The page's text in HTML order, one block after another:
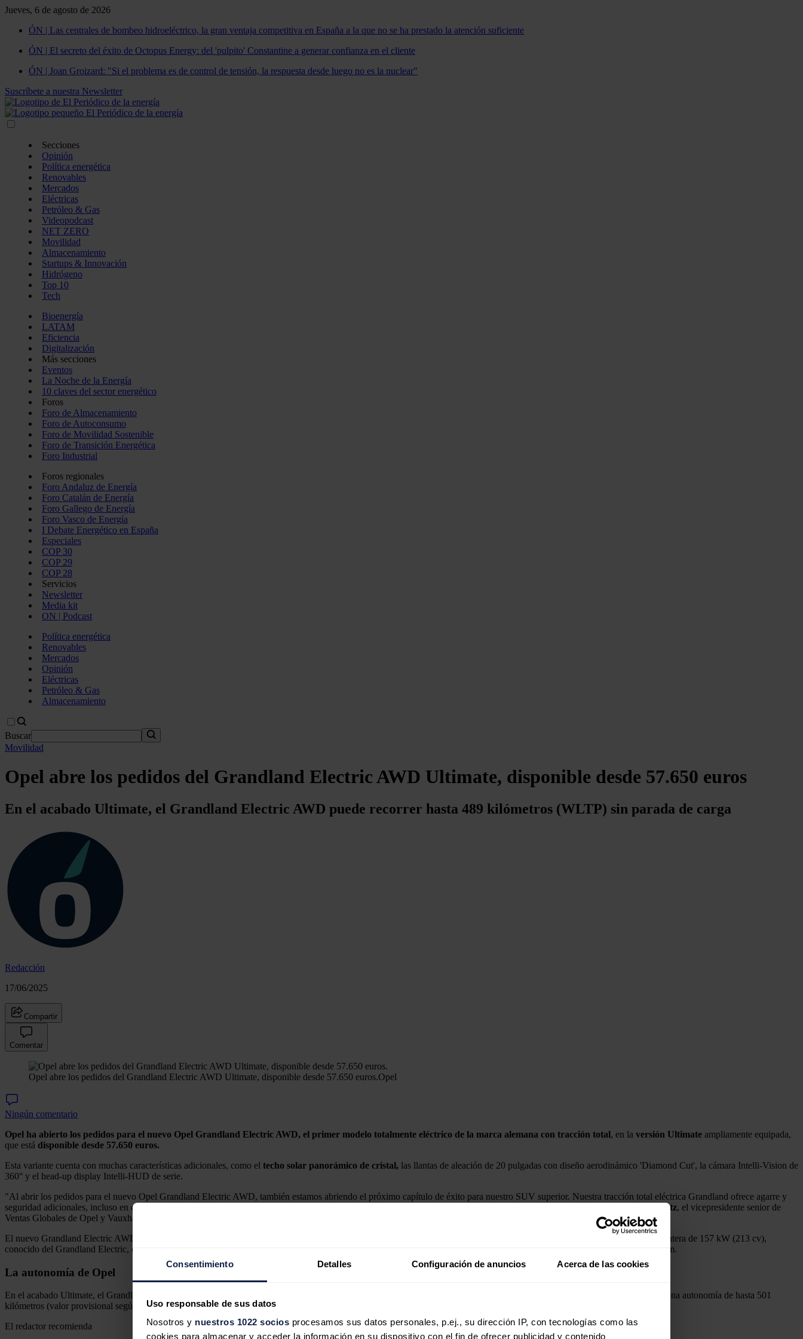
Consentimiento Detalles Configuración de anuncios Acerca de las cookies
Uso responsable de sus datos
Nosotros y nuestros 1022 socios procesamos sus datos personales, p.ej., su dirección IP, con tecnologías como las
cookies para almacenar y acceder la información en su dispositivo con el fin de ofrecer publicidad y contenido
Jueves, 6 de agosto de 2026
ÓN | Las centrales de bombeo hidroeléctrico, la gran ventaja competitiva en España a la que no se ha prestado la atención suficiente
ÓN | El secreto del éxito de Octopus Energy: del 'pulpito' Constantine a generar confianza en el cliente
ÓN | Joan Groizard: "Si el problema es de control de tensión, la respuesta desde luego no es la nuclear"
Suscríbete a nuestra Newsletter
Secciones
Opinión
Política energética
Renovables
Mercados
Eléctricas
Petróleo & Gas
Videopodcast
NET ZERO
Movilidad
Almacenamiento
Startups & Innovación
Hidrógeno
Top 10
Tech
Bioenergía
LATAM
Eficiencia
Digitalización
Más secciones
Eventos
La Noche de la Energía
10 claves del sector energético
Foros
Foro de Almacenamiento
Foro de Autoconsumo
Foro de Movilidad Sostenible
Foro de Transición Energética
Foro Industrial
Foros regionales
Foro Andaluz de Energía
Foro Catalán de Energía
Foro Gallego de Energía
Foro Vasco de Energía
I Debate Energético en España
Especiales
COP 30
COP 29
COP 28
Servicios
Newsletter
Media kit
ON | Podcast
Política energética
Renovables
Mercados
Opinión
Eléctricas
Petróleo & Gas
Almacenamiento
Buscar
Movilidad
Opel abre los pedidos del Grandland Electric AWD Ultimate, disponible desde 57.650 euros
En el acabado Ultimate, el Grandland Electric AWD puede recorrer hasta 489 kilómetros (WLTP) sin parada de carga
Redacción
17/06/2025
Compartir
Comentar
Opel abre los pedidos del Grandland Electric AWD Ultimate, disponible desde 57.650 euros.Opel
Ningún comentario
Opel ha abierto los pedidos para el nuevo Opel Grandland Electric AWD, el primer modelo totalmente eléctrico de la marca alemana con tracción total, en la versión Ultimate ampliamente equipada,
que está disponible desde 57.650 euros.
Esta variante cuenta con muchas características adicionales, como el techo solar panorámico de cristal, las llantas de aleación de 20 pulgadas con diseño aerodinámico 'Diamond Cut', la cámara Intelli-Vision de
360° y el head-up display Intelli-HUD de serie.
"Al abrir los pedidos para el nuevo Opel Grandland Electric AWD, también estamos abriendo el próximo capítulo de éxito para nuestro SUV superior. Nuestra tracción total eléctrica Grandland ofrece agarre y
seguridad adicionales, incluso en condiciones difíciles. Esto abre nuevas posibilidades y una experiencia de conducción inigualable para los clientes", ha expresado
Tobias Gubitz, el vicepresidente senior de
Ventas Globales de Opel y Vauxhall.
El nuevo Grandland Electric AWD ofrece una potencia del sistema de 239 kW (325 CV). El nuevo sistema de tracción total combina el motor eléctrico estándar de tracción delantera de 157 kW (213 cv),
conocido del Grandland Electric, con un motor eléctrico adicional de 82 kW (112 cv) para las ruedas traseras. Así, el Grandland Electric AWD alcanza un par máximo de 509 Nm.
La autonomía de Opel
En el acabado Ultimate, el Grandland Electric AWD puede recorrer hasta 489 kilómetros (WLTP) sin parada de carga. A finales de este año se incorporarán otras versiones con una autonomía de hasta 501
kilómetros (valor provisional según WLTP3).
El redactor recomienda